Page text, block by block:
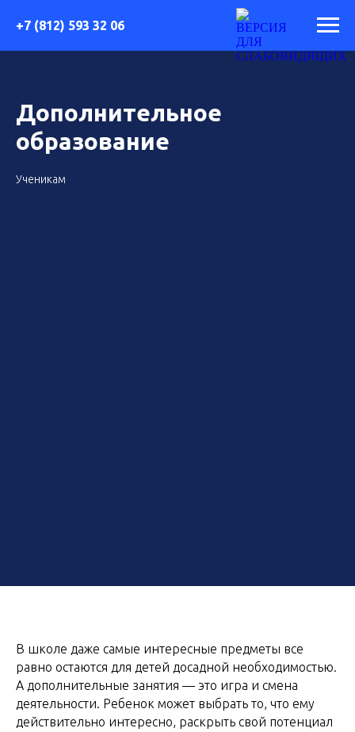
+7 (812) 593 32 06
Дополнительное
образование
Ученикам
В школе даже самые интересные предметы все
равно остаются для детей досадной необходимостью.
А дополнительные занятия — это игра и смена
деятельности. Ребенок может выбрать то, что ему
действительно интересно, раскрыть свой потенциал